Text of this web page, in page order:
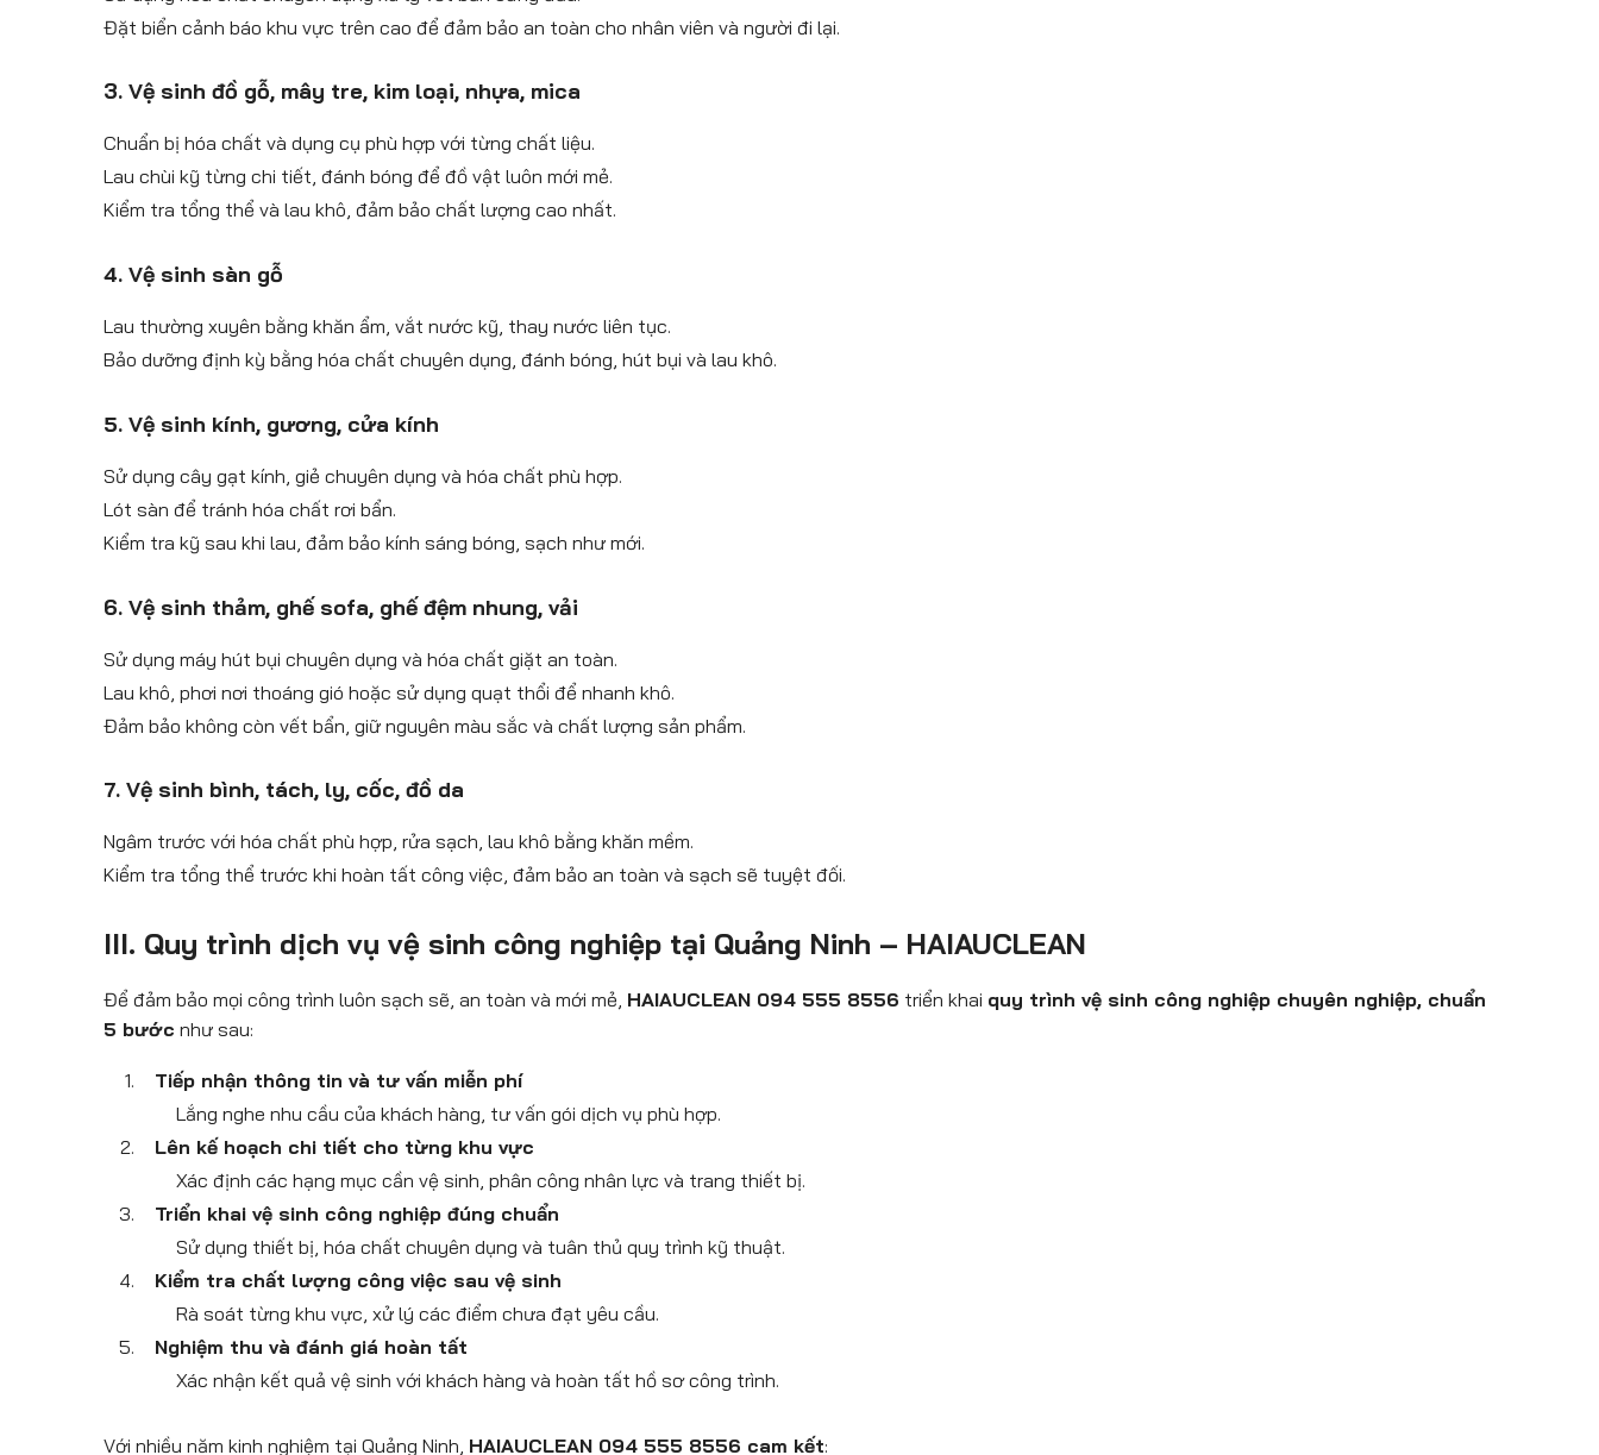
Đặt biển cảnh báo khu vực trên cao để đảm bảo an toàn cho nhân viên và người đi lại.
3. Vệ sinh đồ gỗ, mây tre, kim loại, nhựa, mica
Chuẩn bị hóa chất và dụng cụ phù hợp với từng chất liệu.
Lau chùi kỹ từng chi tiết, đánh bóng để đồ vật luôn mới mẻ.
Kiểm tra tổng thể và lau khô, đảm bảo chất lượng cao nhất.
4. Vệ sinh sàn gỗ
Lau thường xuyên bằng khăn ẩm, vắt nước kỹ, thay nước liên tục.
Bảo dưỡng định kỳ bằng hóa chất chuyên dụng, đánh bóng, hút bụi và lau khô.
5. Vệ sinh kính, gương, cửa kính
Sử dụng cây gạt kính, giẻ chuyên dụng và hóa chất phù hợp.
Lót sàn để tránh hóa chất rơi bẩn.
Kiểm tra kỹ sau khi lau, đảm bảo kính sáng bóng, sạch như mới.
6. Vệ sinh thảm, ghế sofa, ghế đệm nhung, vải
Sử dụng máy hút bụi chuyên dụng và hóa chất giặt an toàn.
Lau khô, phơi nơi thoáng gió hoặc sử dụng quạt thổi để nhanh khô.
Đảm bảo không còn vết bẩn, giữ nguyên màu sắc và chất lượng sản phẩm.
7. Vệ sinh bình, tách, ly, cốc, đồ da
Ngâm trước với hóa chất phù hợp, rửa sạch, lau khô bằng khăn mềm.
Kiểm tra tổng thể trước khi hoàn tất công việc, đảm bảo an toàn và sạch sẽ tuyệt đối.
III. Quy trình dịch vụ vệ sinh công nghiệp tại Quảng Ninh – HAIAUCLEAN
Để đảm bảo mọi công trình luôn sạch sẽ, an toàn và mới mẻ, HAIAUCLEAN 094 555 8556 triển khai quy trình vệ sinh công nghiệp chuyên nghiệp, chuẩn
5 bước như sau:
Tiếp nhận thông tin và tư vấn miễn phí
Lắng nghe nhu cầu của khách hàng, tư vấn gói dịch vụ phù hợp.
Lên kế hoạch chi tiết cho từng khu vực
Xác định các hạng mục cần vệ sinh, phân công nhân lực và trang thiết bị.
Triển khai vệ sinh công nghiệp đúng chuẩn
Sử dụng thiết bị, hóa chất chuyên dụng và tuân thủ quy trình kỹ thuật.
Kiểm tra chất lượng công việc sau vệ sinh
Rà soát từng khu vực, xử lý các điểm chưa đạt yêu cầu.
Nghiệm thu và đánh giá hoàn tất
Xác nhận kết quả vệ sinh với khách hàng và hoàn tất hồ sơ công trình.
Với nhiều năm kinh nghiệm tại Quảng Ninh, HAIAUCLEAN 094 555 8556 cam kết: